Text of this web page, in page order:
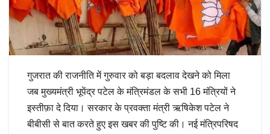
गुजरात की राजनीति में गुरुवार को बड़ा बदलाव देखने को मिला
जब मुख्यमंत्री भूपेंद्र पटेल के मंत्रिमंडल के सभी 16 मंत्रियों ने
इस्तीफ़ा दे दिया। सरकार के प्रवक्ता मंत्री ऋषिकेश पटेल ने
बीबीसी से बात करते हुए इस खबर की पुष्टि की। नई मंत्रिपरिषद